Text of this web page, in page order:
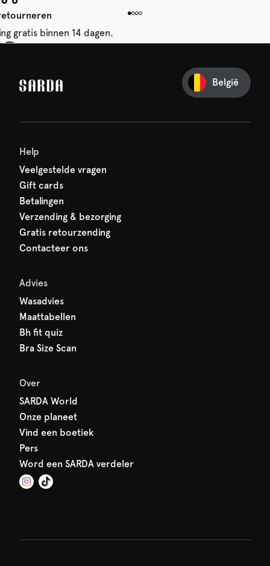
gratis binnen 14 dagen.
van SARDA — je eerste
België
Help
Veelgestelde vragen
Gift cards
Betalingen
Verzending & bezorging
Gratis retourzending
Contacteer ons
Advies
Wasadvies
Maattabellen
Bh fit quiz
Bra Size Scan
Over
SARDA World
Onze planeet
Vind een boetiek
Pers
Word een SARDA verdeler